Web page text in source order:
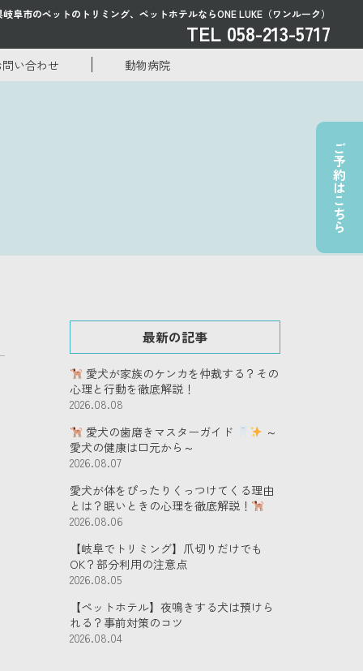
阜市のペットのトリミング、 ペットホテルならONE LUKE（ワンルーク）
TEL 058-213-5717
問い合わせ 動物病院
ご予約はこちら
最新の記事
愛犬が家族のケンカを仲裁する？その
心理と行動を徹底解説！
2026.08.08
愛犬の歯磨きマスターガイド
～
愛犬の健康は口元から～
2026.08.07
愛犬が体をぴったりくっつけてくる理由
とは？眠いときの心理を徹底解説！
2026.08.06
【岐阜でトリミング】爪切りだけでも
OK？部分利用の注意点
2026.08.05
【ペットホテル】夜鳴きする犬は預けら
れる？事前対策のコツ
2026.08.04